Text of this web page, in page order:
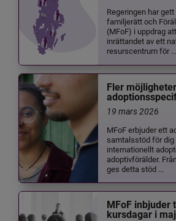
Regeringen har
familjerätt och
(MFoF) i uppdrag
inrättandet av ett
resurscentrum för ...
Fler
19 mars 2026
MFoF erbjuder ett
samtalsstöd för dig
internationellt
adoptivförälder.
ges detta stöd ...
MFoF inbjuder
kursdagar i